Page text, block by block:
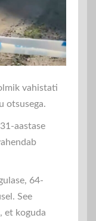
vahistati
otsusega.
aastase
64-
See
et koguda